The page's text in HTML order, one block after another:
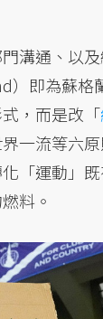
溝通、以
即為蘇格
，而是改「
一流等六
「運動」
料。